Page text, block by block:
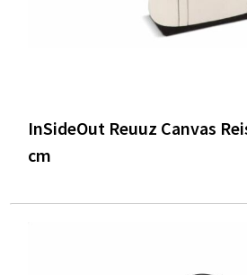
InSideOut Reuuz Canvas
cm